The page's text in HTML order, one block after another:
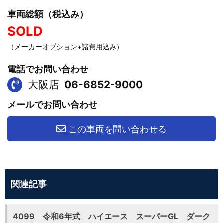
車両総額（税込み）
SOLD
（メーカーオプション+諸費用込み）
電話でお問い合わせ
大阪店 06-6852-9000
メールでお問い合わせ
この車両を問い合わせる
関連記事
4099 令和6年式 ハイエース スーパーGL ダーク